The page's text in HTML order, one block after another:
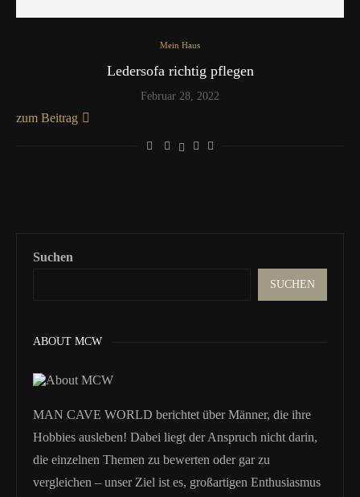
Mein Haus
Ledersofa richtig pflegen
Februar 28, 2022
zum Beitrag
Suchen
SUCHEN
ABOUT MCW
MAN CAVE WORLD berichtet über Männer, die ihre
Hobbies ausleben! Dabei liegt der Anspruch nicht darin,
die einzelnen Themen zu bewerten oder gar zu
vergleichen – unser Ziel ist es, großartigen Enthusiasmus